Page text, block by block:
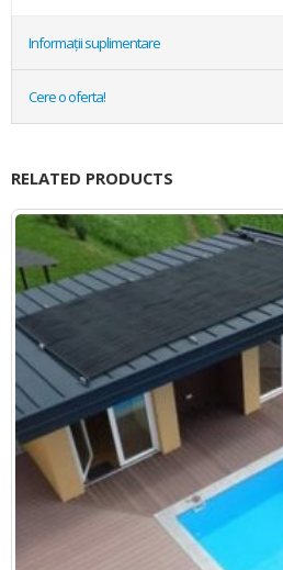
Informații suplimentare
Cere o oferta!
RELATED PRODUCTS